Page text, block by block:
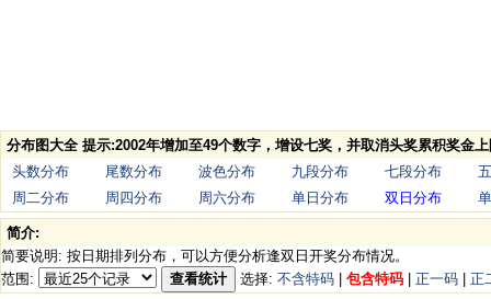
分布图大全 提示:2002年增加至49个数字，增设七奖，并取消头奖累积奖金
头数分布
尾数分布 波色分布 九段分布 七段分布
周二分布
周四分布 周六分布 单日分布 双日分布
简介:
简要说明: 按日期排列分布，可以方便分析逢双日开奖分布情况。
范围:
查看统计 选择: 不含特码 包含特码 正一码 正